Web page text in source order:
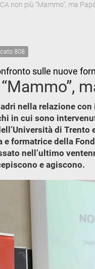
non più “Mammo”, ma
808
sulle nuove
nella relazione
in cui sono
di
formatrice della
nell’ultimo
e agiscono.